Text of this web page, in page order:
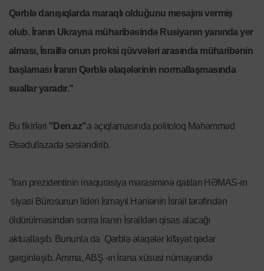
Qərblə danışıqlarda maraqlı olduğunu mesajını vermiş
olub. İranın Ukrayna müharibəsində Rusiyanın yanında yer
alması, İsraillə onun proksi qüvvələri arasında müharibənin
başlaması İranın Qərblə əlaqələrinin normallaşmasında
suallar yaradır."
Bu fikirləri "Den.az"a açıqlamasında politoloq Məhəmməd
Əsədullazadə səsləndirib.
"İran prezidentinin inaqurasiya mərasiminə qatılan HƏMAS-ın
siyasi Bürosunun lideri İsmayıl Haniənin İsrail tərəfindən
öldürülməsindən sonra İranın İsraildən qisas alacağı
aktuallaşıb. Bununla da Qərblə əlaqələr kifayət qədər
gərginləşib. Amma, ABŞ -ın İrana xüsusi nümayəndə